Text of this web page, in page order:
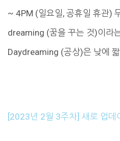
~ 4PM (일요일, 공휴일 휴관)
dreaming (꿈을 꾸는 것)이라
Daydreaming (공상)은 낮에
[2023년 2월 3주차] 새로 업